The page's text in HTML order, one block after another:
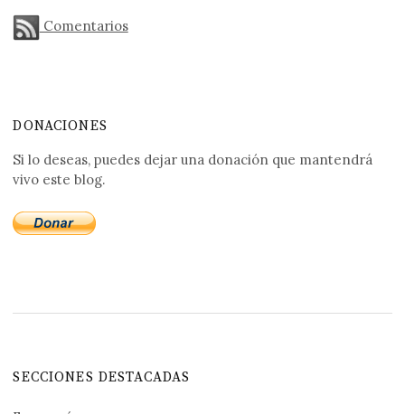
Comentarios
DONACIONES
Si lo deseas, puedes dejar una donación que mantendrá
vivo este blog.
SECCIONES DESTACADAS